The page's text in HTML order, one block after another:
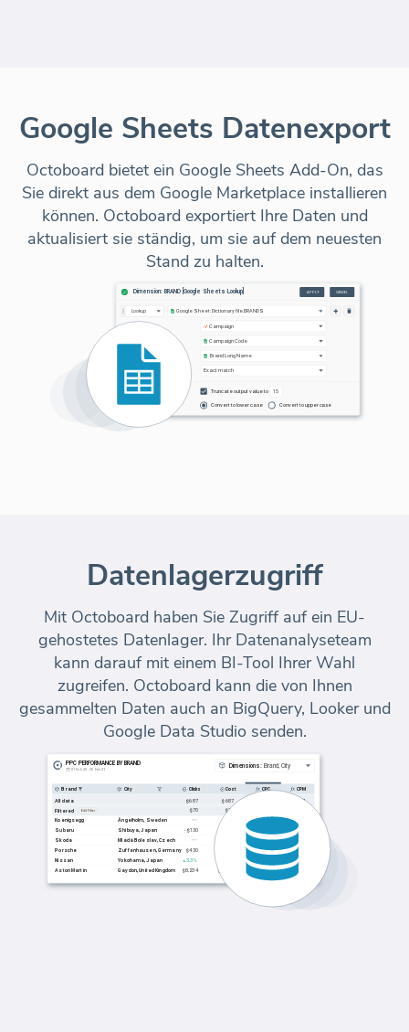
Google Sheets Datenexport
Octoboard bietet ein Google Sheets Add-On, das
Sie direkt aus dem Google Marketplace installieren
können. Octoboard exportiert Ihre Daten und
aktualisiert sie ständig, um sie auf dem neuesten
Stand zu halten.
Datenlagerzugriff
Mit Octoboard haben Sie Zugriff auf ein EU-
gehostetes Datenlager. Ihr Datenanalyseteam
kann darauf mit einem BI-Tool Ihrer Wahl
zugreifen. Octoboard kann die von Ihnen
gesammelten Daten auch an BigQuery, Looker und
Google Data Studio senden.